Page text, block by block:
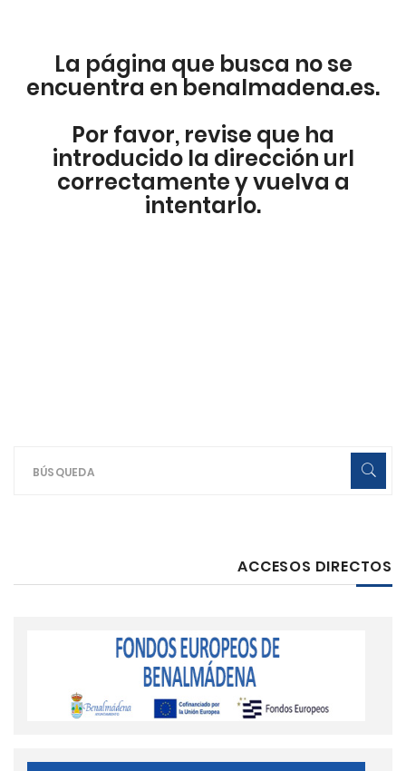
La página que busca no se
encuentra en benalmadena.es.
Por favor, revise que ha
introducido la dirección url
correctamente y vuelva a
intentarlo.
ACCESOS DIRECTOS